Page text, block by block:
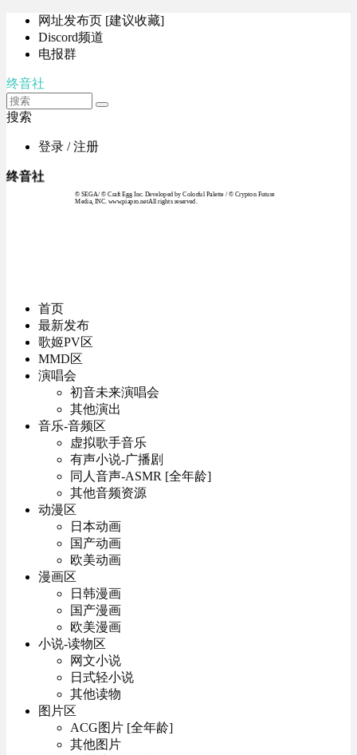
网址发布页 [建议收藏]
Discord频道
电报群
终音社
搜索
登录 / 注册
终音社
© SEGA / © Craft Egg Inc. Developed by Colorful Palette / © Crypton Future
Media, INC. www.piapro.netAll rights reserved.
首页
最新发布
歌姬PV区
MMD区
演唱会
初音未来演唱会
其他演出
音乐-音频区
虚拟歌手音乐
有声小说-广播剧
同人音声-ASMR [全年龄]
其他音频资源
动漫区
日本动画
国产动画
欧美动画
漫画区
日韩漫画
国产漫画
欧美漫画
小说-读物区
网文小说
日式轻小说
其他读物
图片区
ACG图片 [全年龄]
其他图片